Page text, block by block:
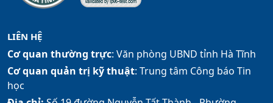
LIÊN HỆ
Cơ quan thường trực: Văn phòng UBND tỉnh Hà Tĩnh
Cơ quan quản trị kỹ thuật: Trung tâm Công báo Tin
học